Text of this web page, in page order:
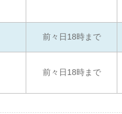
前々日18時まで
前々日18時まで